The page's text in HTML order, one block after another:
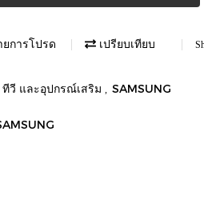
ยการโปรด เปรียบเทียบ
ทีวี และอุปกรณ์เสริม SAMSUNG